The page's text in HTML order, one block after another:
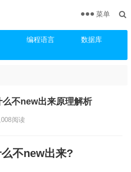
编程语言
数据库
菜单
不new出来原理解析
阅读
不new出来?